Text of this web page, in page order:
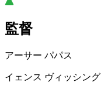
監督
アーサー パパス
イェンス ヴィッシング